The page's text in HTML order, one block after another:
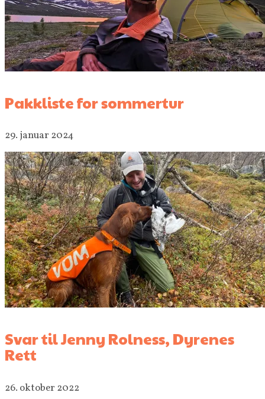
Pakkliste for sommertur
29. januar 2024
Svar til Jenny Rolness, Dyrenes
Rett
26. oktober 2022